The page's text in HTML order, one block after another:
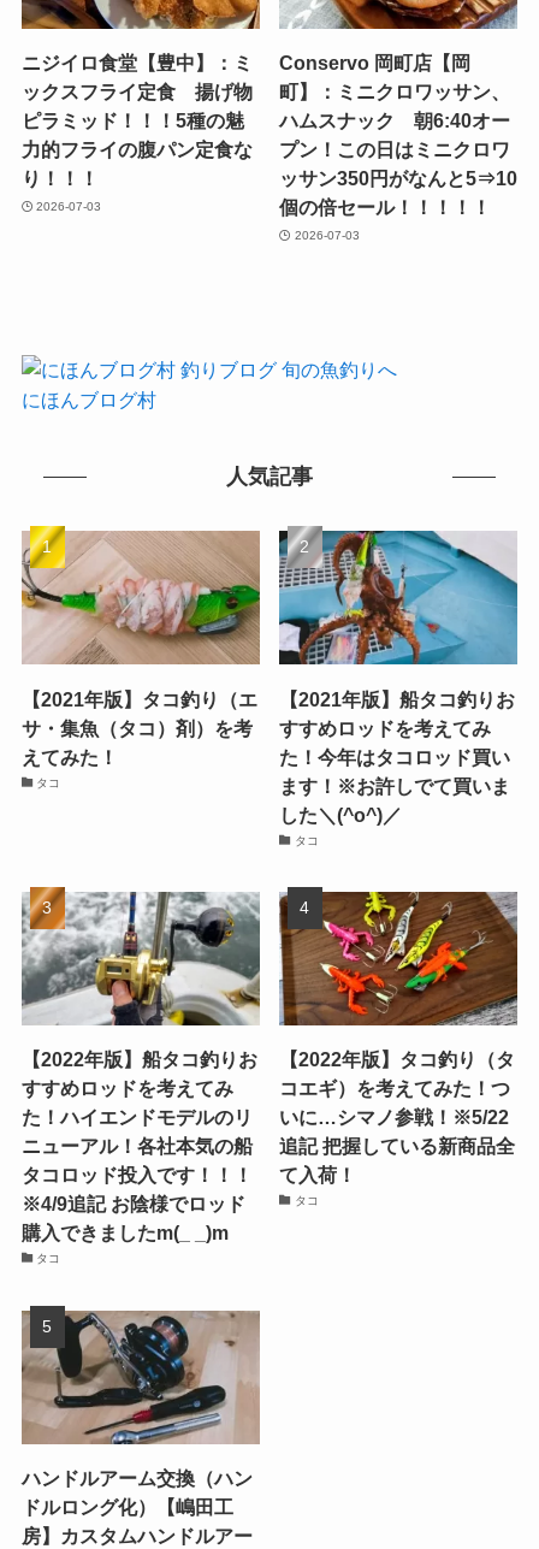
ニジイロ食堂【豊中】：ミ
ックスフライ定食 揚げ物
ピラミッド！！！5種の魅
力的フライの腹パン定食な
り！！！
2026-07-03
Conservo 岡町店【岡
町】：ミニクロワッサン、
ハムスナック 朝6:40オー
プン！この日はミニクロワ
ッサン350円がなんと5⇒10
個の倍セール！！！！！
2026-07-03
にほんブログ村
人気記事
【2021年版】タコ釣り（エ
サ・集魚（タコ）剤）を考
えてみた！
タコ
【2021年版】船タコ釣りお
すすめロッドを考えてみ
た！今年はタコロッド買い
ます！※お許しでて買いま
した＼(^o^)／
タコ
【2022年版】船タコ釣りお
すすめロッドを考えてみ
た！ハイエンドモデルのリ
ニューアル！各社本気の船
タコロッド投入です！！！
※4/9追記 お陰様でロッド
購入できましたm(_ _)m
タコ
【2022年版】タコ釣り（タ
コエギ）を考えてみた！つ
いに…シマノ参戦！※5/22
追記 把握している新商品全
て入荷！
タコ
ハンドルアーム交換（ハン
ドルロング化）【嶋田工
房】カスタムハンドルアー